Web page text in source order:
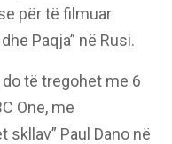
për të filmuar
Paqja” në Rusi.
të tregohet me 6
One, me
Paul Dano në